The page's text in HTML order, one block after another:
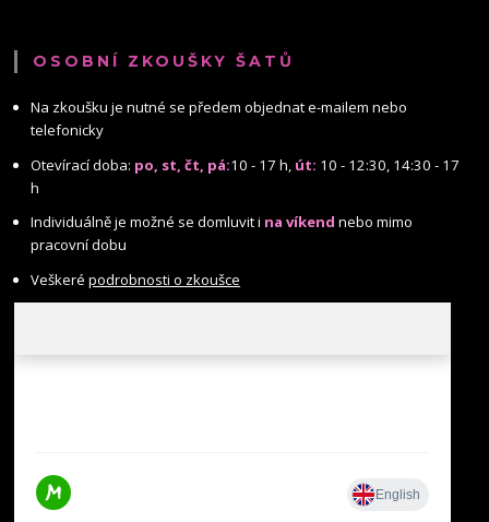
OSOBNÍ ZKOUŠKY ŠATŮ
Na zkoušku je nutné se předem objednat e-mailem nebo
telefonicky
Otevírací doba: po, st, čt, pá:10 - 17 h, út: 10 - 12:30, 14:30 - 17
h
Individuálně je možné se domluvit i na víkend nebo mimo
pracovní dobu
Veškerépodrobnosti o zkoušce